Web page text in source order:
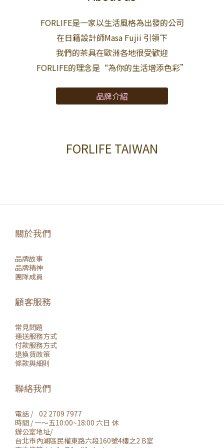
FORLIFE是一家以生活風格為出發的公司
在日籍設計師Masa Fujii 引領下
我們的茶具在歐洲各地很受歡迎
FORLIFE的理念是“為你的生活增添色彩”
品牌介紹
FORLIFE TAIWAN
關於我們
品牌故事
品牌精神
團隊成員
顧客服務
常見問題
運送服務方式
付款服務方式
退換貨政策
條款與細則
聯絡我們
電話 / 02 2709 7977
時間 / 一～五10:00~18:00 六日 休
辦公室地址/
台北市內湖區民權東路六段160號4樓之2 B室